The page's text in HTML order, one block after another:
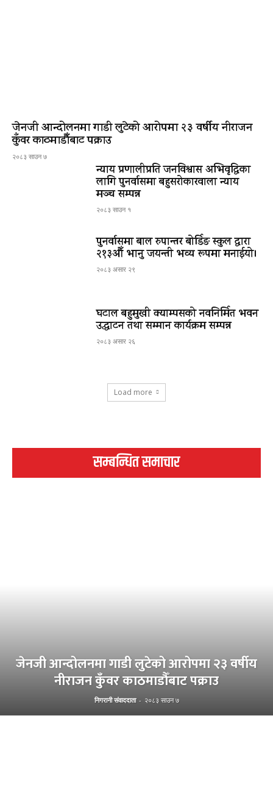
जेनजी आन्दोलनमा गाडी लुटेको आरोपमा २३ वर्षीय नीराजन
कुँवर काठमाडौँबाट पक्राउ
२०८३ साउन ७
न्याय प्रणालीप्रति जनविश्वास अभिवृद्धिका
लागि पुनर्वासमा बहुसरोकारवाला न्याय
मञ्च सम्पन्न
२०८३ साउन १
पुनर्वासमा बाल रुपान्तर बोर्डिङ स्कुल द्धारा
२१३औँ भानु जयन्ती भव्य रूपमा मनाईयो।
२०८३ असार २९
घटाल बहुमुखी क्याम्पसको नवनिर्मित भवन
उद्घाटन तथा सम्मान कार्यक्रम सम्पन्न
२०८३ असार २६
Load more
सम्बन्धित समाचार
जेनजी आन्दोलनमा गाडी लुटेको आरोपमा २३ वर्षीय
नीराजन कुँवर काठमाडौँबाट पक्राउ
निगरानी संवाददाता - २०८३ साउन ७